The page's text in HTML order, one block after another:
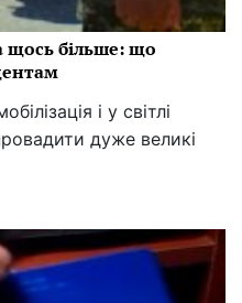
щось більше: що
і у світлі
дуже великі